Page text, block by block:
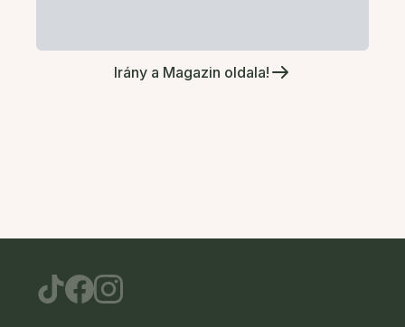
Irány a Magazin oldala!